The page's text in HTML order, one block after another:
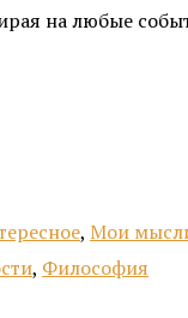
на любые
, Мои
, Философия